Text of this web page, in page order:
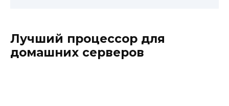
Лучший процессор для
домашних серверов